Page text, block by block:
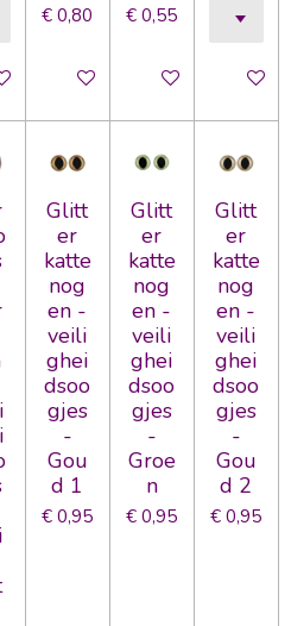
€ 0,80
In winkelwagen
€ 0,55
In winkelwagen
In
Glitt
er
katte
nog
en -
veili
ghei
dsoo
gjes
-
Gou
d 1
€ 0,95
Glitt
er
katte
nog
en -
veili
ghei
dsoo
gjes
-
Groe
n
€ 0,95
Glitt
er
katte
nog
en -
veili
ghei
dsoo
gjes
-
Gou
d 2
€ 0,95